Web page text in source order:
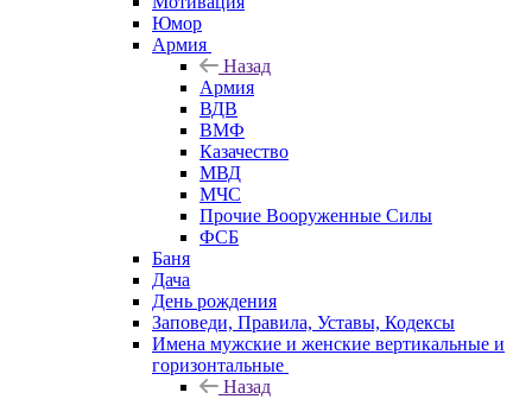
Юмор
Армия
Назад
Армия
ВДВ
ВМФ
Казачество
МВД
МЧС
Прочие Вооруженные Силы
ФСБ
Баня
Дача
День рождения
Заповеди, Правила, Уставы, Кодексы
Имена мужские и женские вертикальные и
горизонтальные
Назад